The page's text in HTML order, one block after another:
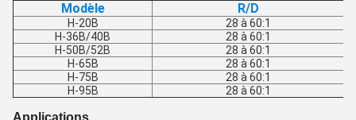
Modèle R/D
H-20B
28 à 60:1
H-36B/40B
28 à 60:1
H-50B/52B
28 à 60:1
H-65B
28 à 60:1
H-75B
28 à 60:1
H-95B
28 à 60:1
Applications